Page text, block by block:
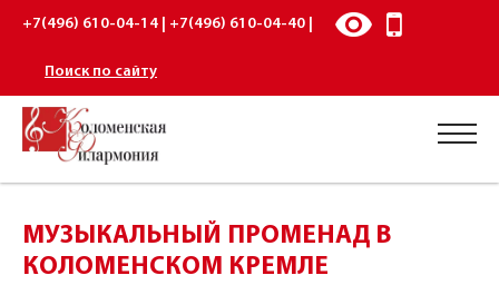
+7(496) 610-04-14 | +7(496) 610-04-40 |
Поиск по сайту
МУЗЫКАЛЬНЫЙ ПРОМЕНАД В
КОЛОМЕНСКОМ КРЕМЛЕ